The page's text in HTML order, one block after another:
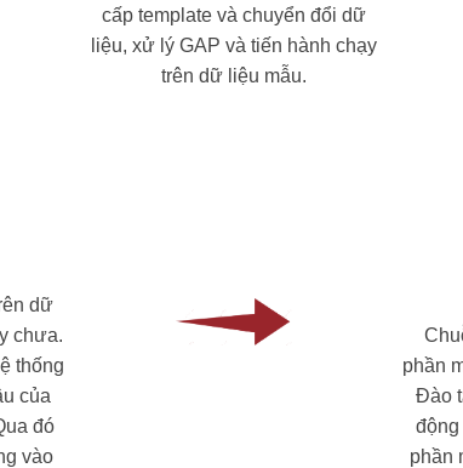
cấp template và chuyển đổi dữ
liệu, xử lý GAP và tiến hành chạy
trên dữ liệu mẫu.
dữ
chưa.
thống
của
đó
vào
phần
Đào
phần